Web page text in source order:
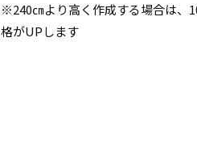
※240㎝より高く作成する場合は、
格がUPします